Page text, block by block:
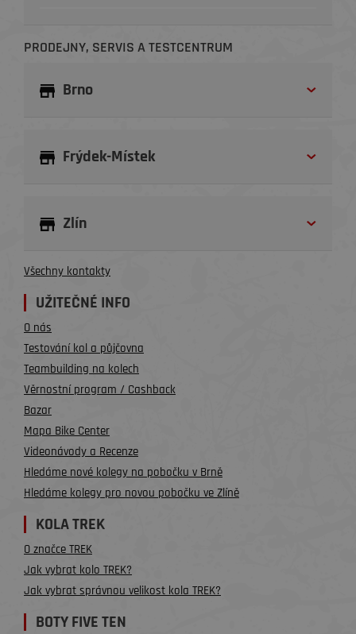
PRODEJNY, SERVIS A TESTCENTRUM
Brno
Frýdek-Místek
Zlín
Všechny kontakty
UŽITEČNÉ INFO
O nás
Testování kol a půjčovna
Teambuilding na kolech
Věrnostní program / Cashback
Bazar
Mapa Bike Center
Videonávody a Recenze
Hledáme nové kolegy na pobočku v Brně
Hledáme kolegy pro novou pobočku ve Zlíně
KOLA TREK
O značce TREK
Jak vybrat kolo TREK?
Jak vybrat správnou velikost kola TREK?
BOTY FIVE TEN